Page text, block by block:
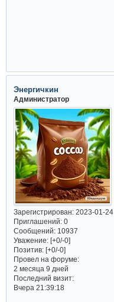
Энергичкин
Администратор
Зарегистрирован: 2023-01-24
Приглашений:0
Сообщений:10937
Уважение: [+0/-0]
Позитив: [+0/-0]
Провел на форуме:
2 месяца 9 дней
Последний визит:
Вчера 21:39:18